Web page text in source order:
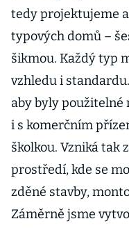
tedy projektujeme
typových domů –
šikmou. Kaž­dý typ
vzhledu i
aby byly použitelné
i s komerčním
školkou. Vzniká tak
prostředí, kde se
zděné stavby,
Záměrně jsme